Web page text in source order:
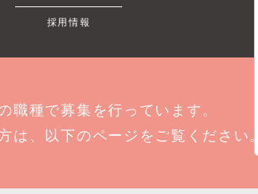
採用情報
職種で募集を行っています。
は、以下のページをご覧ください。